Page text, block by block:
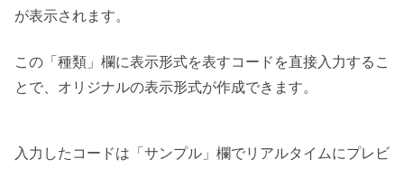
が表示されます。
この「種類」欄に表示形式を表すコードを直接入力するこ
とで、オリジナルの表示形式が作成できます。
入力したコードは「サンプル」欄でリアルタイムにプレビ